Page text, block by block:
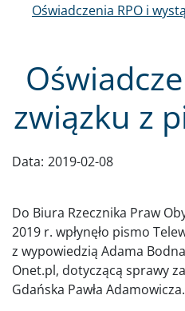
związku z
Data: 2019-02-08
Do Biura Rzecznika Praw
2019 r. wpłynęło pismo
z wypowiedzią Adama
Onet.pl, dotyczącą sprawy
Gdańska Pawła Adamowicza.
Oświadczenia RPO i